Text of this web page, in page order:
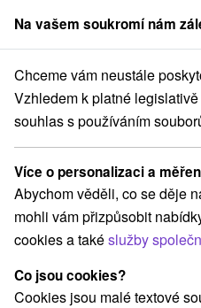
člen skupinySorger
Návrat k energii:
Návrat k energii:
po překonání
Hotel Palace Grand★★★
Lázně Nový Smokovec
Na vašem soukromí nám
Chceme vám neustále
Vzhledem k platné
souhlas s používáním
Více o personalizaci a
Abychom věděli, co se děje
mohli vám přizpůsobit
cookies a takéslužby
Co jsou cookies?
Cookies jsou malé textové